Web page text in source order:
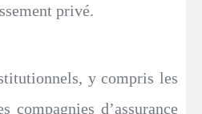
privé.
y compris les
compagnies d’assurance